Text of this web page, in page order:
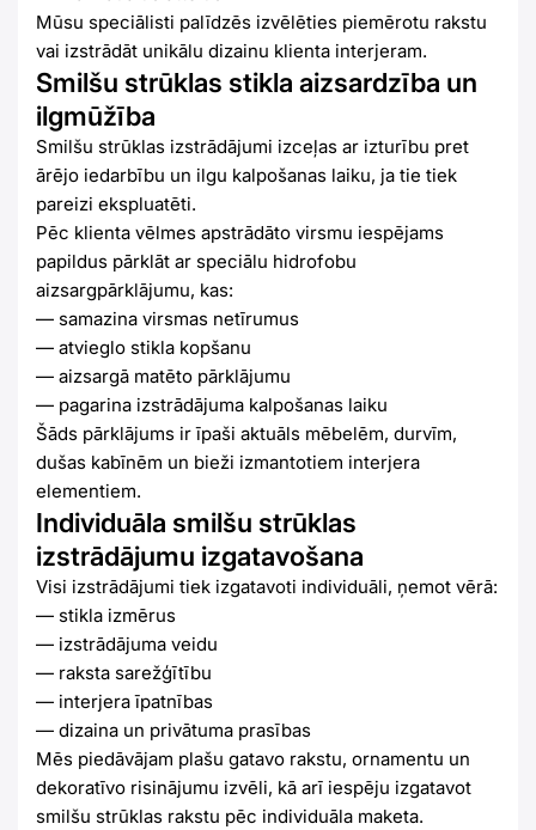
Mūsu speciālisti palīdzēs izvēlēties piemērotu rakstu
vai izstrādāt unikālu dizainu klienta interjeram.
Smilšu strūklas stikla aizsardzība un
ilgmūžība
Smilšu strūklas izstrādājumi izceļas ar izturību pret
ārējo iedarbību un ilgu kalpošanas laiku, ja tie tiek
pareizi ekspluatēti.
Pēc klienta vēlmes apstrādāto virsmu iespējams
papildus pārklāt ar speciālu hidrofobu
aizsargpārklājumu, kas:
— samazina virsmas netīrumus
— atvieglo stikla kopšanu
— aizsargā matēto pārklājumu
— pagarina izstrādājuma kalpošanas laiku
Šāds pārklājums ir īpaši aktuāls mēbelēm, durvīm,
dušas kabīnēm un bieži izmantotiem interjera
elementiem.
Individuāla smilšu strūklas
izstrādājumu izgatavošana
Visi izstrādājumi tiek izgatavoti individuāli, ņemot vērā:
— stikla izmērus
— izstrādājuma veidu
— raksta sarežģītību
— interjera īpatnības
— dizaina un privātuma prasības
Mēs piedāvājam plašu gatavo rakstu, ornamentu un
dekoratīvo risinājumu izvēli, kā arī iespēju izgatavot
smilšu strūklas rakstu pēc individuāla maketa.